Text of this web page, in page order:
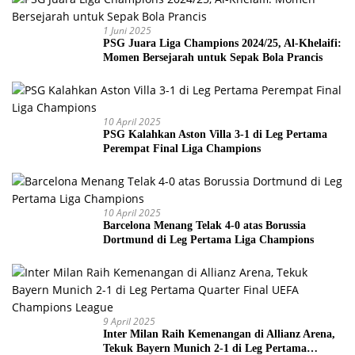
1 Juni 2025
PSG Juara Liga Champions 2024/25, Al-Khelaifi:
Momen Bersejarah untuk Sepak Bola Prancis
10 April 2025
PSG Kalahkan Aston Villa 3-1 di Leg Pertama
Perempat Final Liga Champions
10 April 2025
Barcelona Menang Telak 4-0 atas Borussia
Dortmund di Leg Pertama Liga Champions
9 April 2025
Inter Milan Raih Kemenangan di Allianz Arena,
Tekuk Bayern Munich 2-1 di Leg Pertama